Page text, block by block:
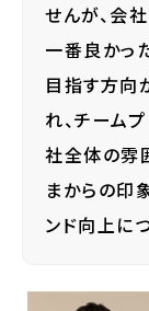
せんが、会
一番良かっ
目指す方向
れ、チーム
社全体の雰
まからの印
ンド向上に